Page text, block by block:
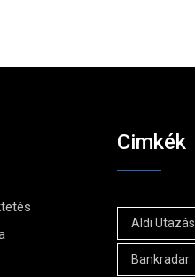
Cimkék
Aldi Utazás
Bankradar